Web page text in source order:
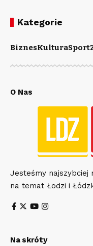
Kategorie
BiznesKulturaSport
O Nas
Jesteśmy najszybciej
na temat Łodzi i
Na skróty